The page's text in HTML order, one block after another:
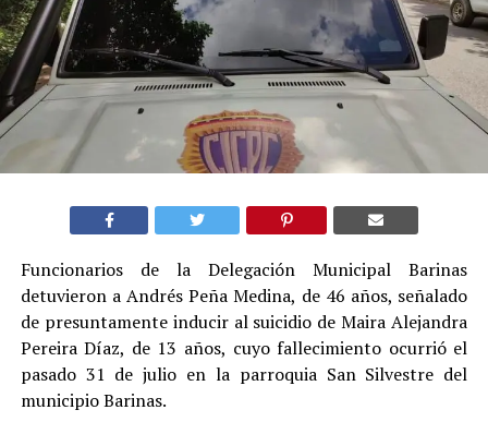
Funcionarios de la Delegación Municipal Barinas
detuvieron a Andrés Peña Medina, de 46 años, señalado
de presuntamente inducir al suicidio de Maira Alejandra
Pereira Díaz, de 13 años, cuyo fallecimiento ocurrió el
pasado 31 de julio en la parroquia San Silvestre del
municipio Barinas.